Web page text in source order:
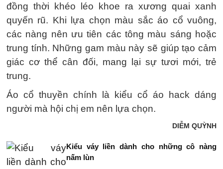
đồng thời khéo léo khoe ra xương quai xanh
quyến rũ. Khi lựa chọn màu sắc áo cổ vuông,
các nàng nên ưu tiên các tông màu sáng hoặc
trung tính. Những gam màu này sẽ giúp tạo cảm
giác cơ thể cân đối, mang lại sự tươi mới, trẻ
trung.
Áo cổ thuyền chính là kiểu cổ áo hack dáng
người mà hội chị em nên lựa chọn.
DIỄM QUỲNH
Kiểu váy liền dành cho những cô nàng
nấm lùn